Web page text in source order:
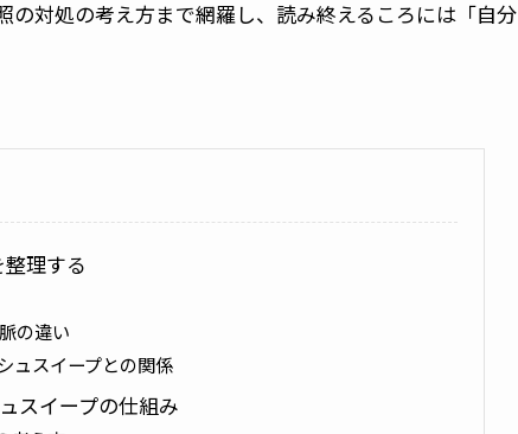
対処の考え方まで網羅し、読み終えるころには「自分
理する
の違い
ュスイープとの関係
スイープの仕組み